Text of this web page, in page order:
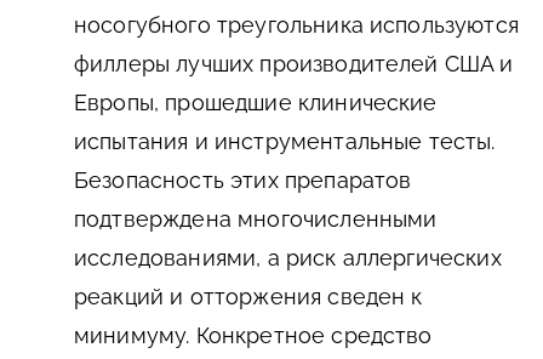
носогубного треугольника используются
филлеры лучших производителей США и
Европы, прошедшие клинические
испытания и инструментальные тесты.
Безопасность этих препаратов
подтверждена многочисленными
исследованиями, а риск аллергических
реакций и отторжения сведен к
минимуму. Конкретное средство